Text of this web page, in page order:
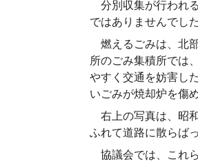
分別収集が行われ
ではありませんでした
燃えるごみは、北
所のごみ集積所では
やすく交通を妨害し
いごみが焼却炉を傷
右上の写真は、昭
ふれて道路に散らば
協議会では、これ